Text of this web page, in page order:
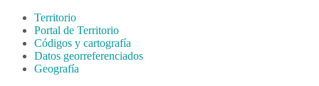
Territorio
Portal de Territorio
Códigos y cartografía
Datos georreferenciados
Geografía